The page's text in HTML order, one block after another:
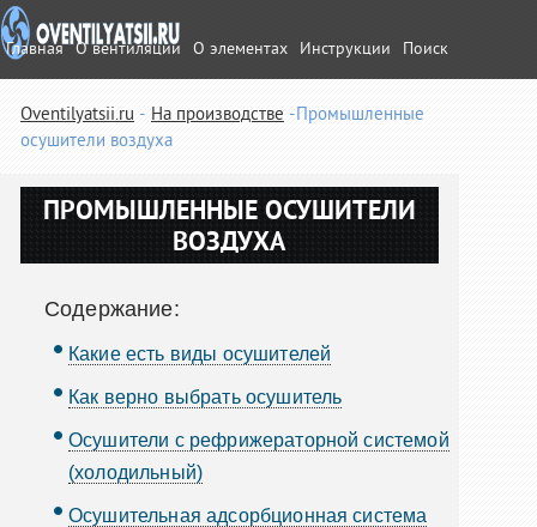
Главная О вентиляции О элементах Инструкции Поиск
Oventilyatsii.ru На производстве Промышленные
осушители воздуха
ПРОМЫШЛЕННЫЕ ОСУШИТЕЛИ
ВОЗДУХА
Содержание:
Какие есть виды осушителей
Как верно выбрать осушитель
Осушители с рефрижераторной системой
(холодильный)
Осушительная адсорбционная система